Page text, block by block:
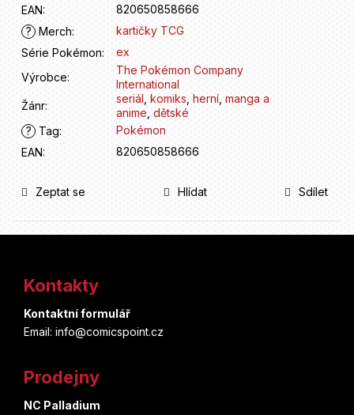
EAN:
820650858666
? Merch:
kartičky TCG
Série Pokémon:
ex
Výrobce:
The Pokémon Company
International
Žánr:
seriál, komiks, herní, manga a
anime, dětské
?
Tag:
Pokémon
EAN: 820650858666
Zeptat se Hlídat Sdílet
Kontakty
Kontaktní formulář
Email: info@comicspoint.cz
Prodejny
NC Palladium